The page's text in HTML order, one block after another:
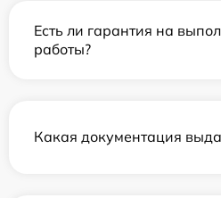
Есть ли гарантия на
работы?
Какая документация